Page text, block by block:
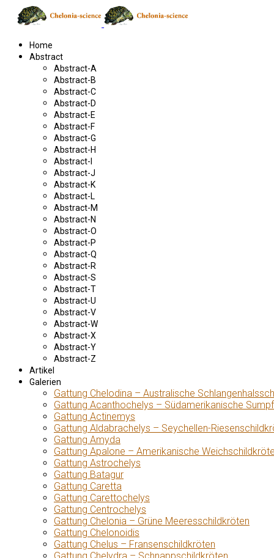
Home
Abstract
Abstract-A
Abstract-B
Abstract-C
Abstract-D
Abstract-E
Abstract-F
Abstract-G
Abstract-H
Abstract-I
Abstract-J
Abstract-K
Abstract-L
Abstract-M
Abstract-N
Abstract-O
Abstract-P
Abstract-Q
Abstract-R
Abstract-S
Abstract-T
Abstract-U
Abstract-V
Abstract-W
Abstract-X
Abstract-Y
Abstract-Z
Artikel
Galerien
Gattung Chelodina – Australische
Gattung Acanthochelys – Südamerikanische
Gattung Actinemys
Gattung Aldabrachelys – Seychellen-
Gattung Amyda
Gattung Apalone – Amerikanische
Gattung Astrochelys
Gattung Batagur
Gattung Caretta
Gattung Carettochelys
Gattung Centrochelys
Gattung Chelonia – Grüne Meeresschildkröten
Gattung Chelonoidis
Gattung Chelus – Fransenschildkröten